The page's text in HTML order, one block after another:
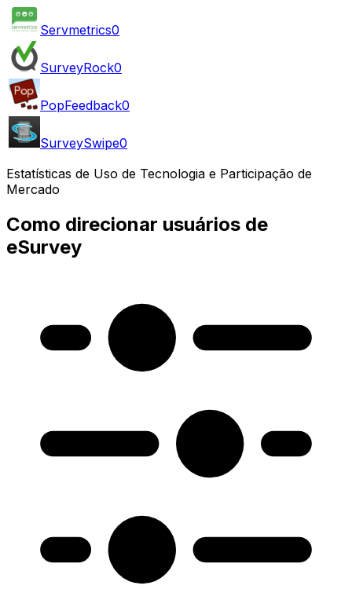
Servmetrics0
SurveyRock0
PopFeedback0
SurveySwipe0
Estatísticas de Uso de Tecnologia e Participação de
Mercado
Como direcionar usuários de
eSurvey